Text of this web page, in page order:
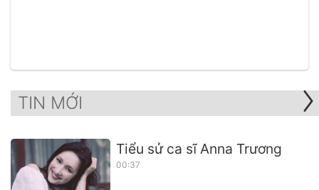
TIN MỚI
Tiểu sử ca sĩ Anna Trương
00:37